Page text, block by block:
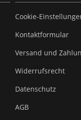
Cookie-
Kontaktformular
Versand und
Widerrufsrecht
Datenschutz
AGB